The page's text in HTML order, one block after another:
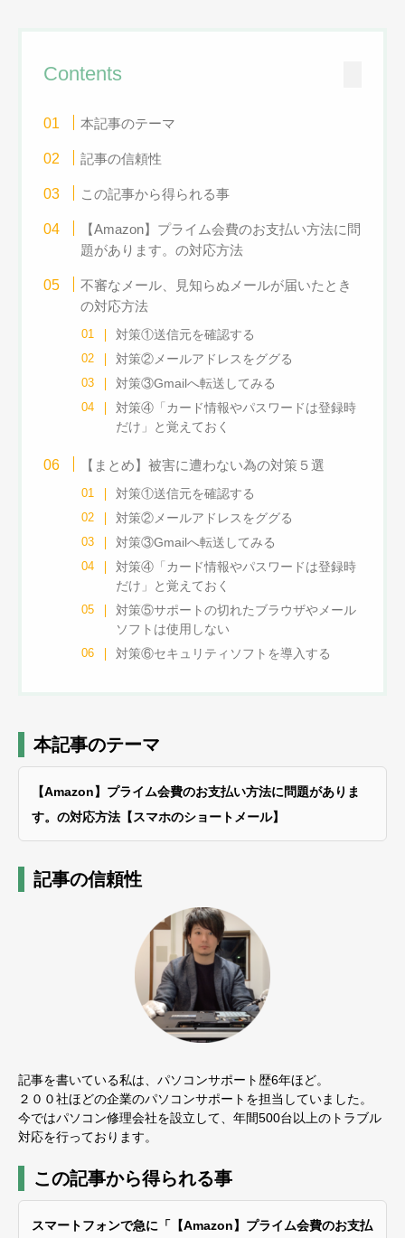
Contents
本記事のテーマ
記事の信頼性
この記事から得られる事
【Amazon】プライム会費のお支払い方法に問
題があります。の対応方法
不審なメール、見知らぬメールが届いたとき
の対応方法
対策①送信元を確認する
対策②メールアドレスをググる
対策③Gmailへ転送してみる
対策④「カード情報やパスワードは登録時
だけ」と覚えておく
【まとめ】被害に遭わない為の対策５選
対策①送信元を確認する
対策②メールアドレスをググる
対策③Gmailへ転送してみる
対策④「カード情報やパスワードは登録時
だけ」と覚えておく
対策⑤サポートの切れたブラウザやメール
ソフトは使用しない
対策⑥セキュリティソフトを導入する
本記事のテーマ
【Amazon】プライム会費のお支払い方法に問題がありま
す。の対応方法【スマホのショートメール】
記事の信頼性
記事を書いている私は、パソコンサポート歴6年ほど。
２００社ほどの企業のパソコンサポートを担当していました。
今ではパソコン修理会社を設立して、年間500台以上のトラブル
対応を行っております。
この記事から得られる事
スマートフォンで急に「【Amazon】プライム会費のお支払